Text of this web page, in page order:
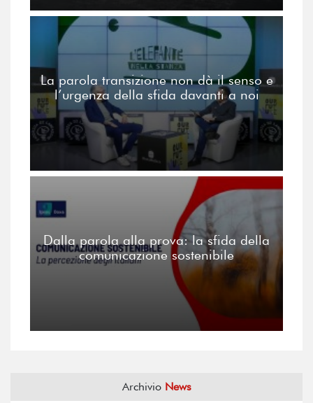
La parola transizione non dà il senso e
l’urgenza della sfida davanti a noi
Dalla parola alla prova: la sfida della
comunicazione sostenibile
Archivio News